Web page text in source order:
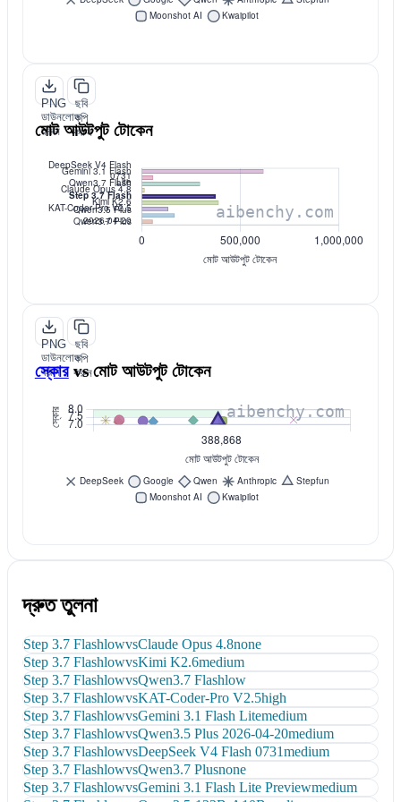
PNG
ডাউনলোড
করুন
ছবি
কপি
করুন
মোট আউটপুট টোকেন
PNG
ডাউনলোড
করুন
ছবি
কপি
করুন
স্কোর vsমোট আউটপুট টোকেন
দ্রুত তুলনা
Step 3.7 FlashlowvsClaude Opus 4.8none
Step 3.7 FlashlowvsKimi K2.6medium
Step 3.7 FlashlowvsQwen3.7 Flashlow
Step 3.7 FlashlowvsKAT-Coder-Pro V2.5high
Step 3.7 FlashlowvsGemini 3.1 Flash Litemedium
Step 3.7 FlashlowvsQwen3.5 Plus 2026-04-20medium
Step 3.7 FlashlowvsDeepSeek V4 Flash 0731medium
Step 3.7 FlashlowvsQwen3.7 Plusnone
Step 3.7 FlashlowvsGemini 3.1 Flash Lite Previewmedium